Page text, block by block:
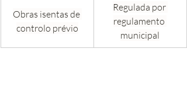
Obras isentas de
controlo prévio
Regulada por
regulamento
municipal